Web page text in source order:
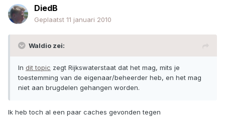
DiedB
Geplaatst 11 januari 2010
Waldio zei:
In dit topic zegt Rijkswaterstaat dat het mag, mits je
toestemming van de eigenaar/beheerder heb, en het mag
niet aan brugdelen gehangen worden.
Ik heb toch al een paar caches gevonden tegen